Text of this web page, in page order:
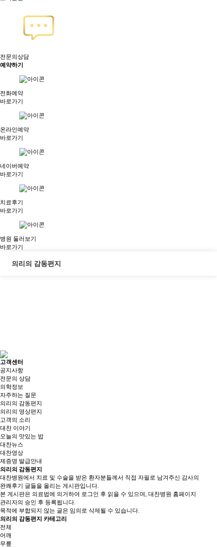
전문의상담
예약하기
전화예약
바로가기
온라인예약
바로가기
네이버예약
바로가기
치료후기
바로가기
병원 둘러보기
바로가기
의리의 감동편지
고객센터
공지사항
전문의 상담
의학정보
자주하는 질문
의리의 감동편지
의리의 영상편지
고객의 소리
대찬 이야기
오늘의 맛있는 밥
대찬뉴스
대찬영상
제증명 발급안내
의리의 감동편지
대찬병원에서 치료 및 수술을 받은 환자분들께서 직접 자필로 남겨주신 감사의
완쾌후기 글들을 올리는 게시판입니다.
본 게시판은 의료법에 의거하여 로그인 후 읽을 수 있으며, 대찬병원 홈페이지
관리자의 승인 후 등록됩니다.
목적에 부합되지 않는 글은 임의로 삭제될 수 있습니다.
의리의 감동편지 카테고리
전체
어깨
무릎